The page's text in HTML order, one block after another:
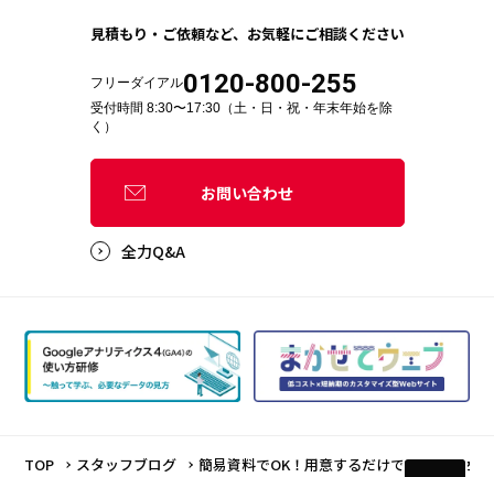
見積もり・ご依頼など、 お気軽にご相談ください
フリーダイアル0120-800-255
受付時間 8:30〜17:30（土・日・祝・年末年始を除
く）
お問い合わせ
全力Q&A
TOP スタッフブログ 簡易資料でOK！用意するだけで商談のクオ